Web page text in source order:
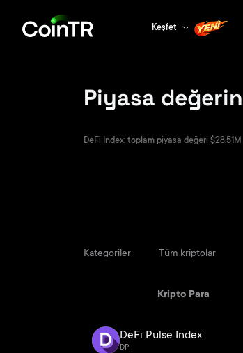
Keşfet
Piyasa
DeFi Index; toplam piyasa değeri
Kategoriler Tüm kriptolar
Kripto Para
DeFi Pulse Index
DPI